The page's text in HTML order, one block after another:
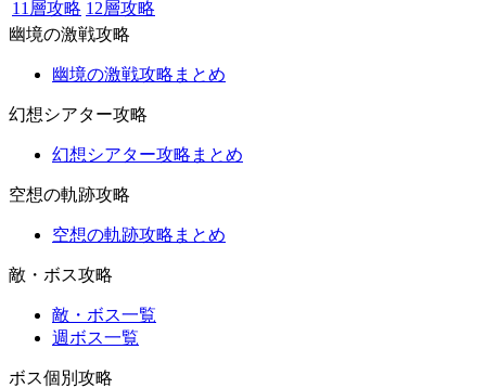
11層攻略 12層攻略
幽境の激戦攻略
幽境の激戦攻略まとめ
幻想シアター攻略
幻想シアター攻略まとめ
空想の軌跡攻略
空想の軌跡攻略まとめ
敵・ボス攻略
敵・ボス一覧
週ボス一覧
ボス個別攻略